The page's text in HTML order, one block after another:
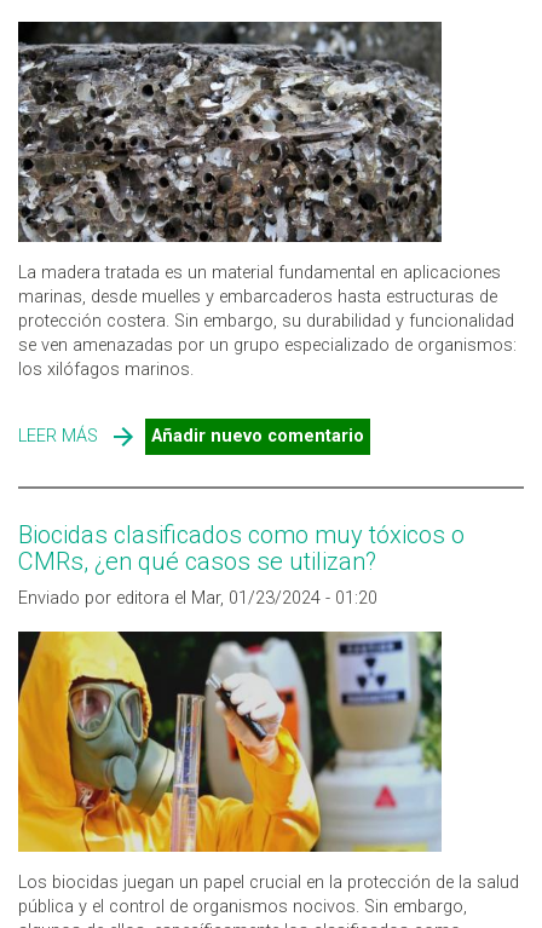
La madera tratada es un material fundamental en aplicaciones
marinas, desde muelles y embarcaderos hasta estructuras de
protección costera. Sin embargo, su durabilidad y funcionalidad
se ven amenazadas por un grupo especializado de organismos:
los xilófagos marinos.
LEER MÁS SOBRE TRATAMIENTO DE LA MADERA: ORGANISMOS
XILÓFAGOS MARINOS
Añadir nuevo comentario
Biocidas clasificados como muy tóxicos o
CMRs, ¿en qué casos se utilizan?
Enviado por editora el Mar, 01/23/2024 - 01:20
Los biocidas juegan un papel crucial en la protección de la salud
pública y el control de organismos nocivos. Sin embargo,